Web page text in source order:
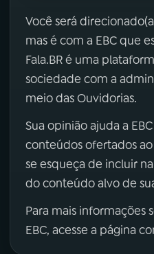
Você será
mas é com a EBC que
Fala.BR é uma
sociedade com a
meio das Ouvidorias.
Sua opinião ajuda a
conteúdos ofertados
se esqueça de incluir
do conteúdo alvo de
Para mais informações
EBC, acesse a página